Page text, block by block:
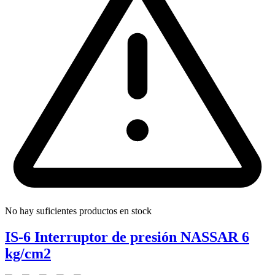
No hay suficientes productos en stock
IS-6 Interruptor de presión NASSAR 6
kg/cm2